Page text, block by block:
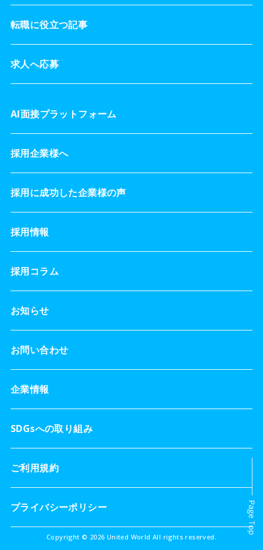
転職に役立つ記事
求人へ応募
AI面接プラットフォーム
採用企業様へ
採用に成功した企業様の声
採用情報
採用コラム
お知らせ
お問い合わせ
企業情報
SDGsへの取り組み
ご利用規約
プライバシーポリシー
Copyright © 2026 United World All rights reserved.